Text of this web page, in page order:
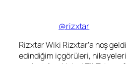
@rizxtar
Rizxtar Wiki Rizxtar’a hoş
edindiğim içgörüleri,